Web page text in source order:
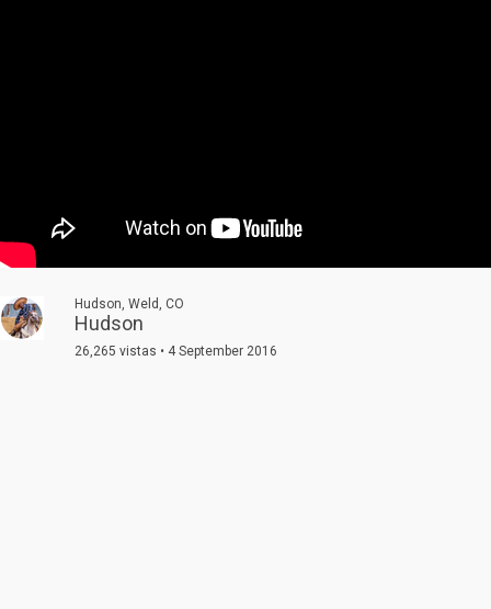
Hudson, Weld, CO
Hudson
26,265 vistas • 4 September 2016